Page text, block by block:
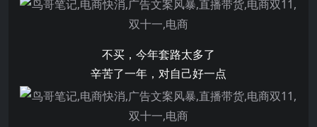
不买，今年套路太多了
辛苦了一年，对自己好一点